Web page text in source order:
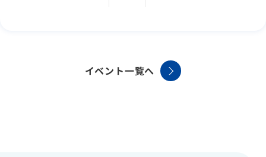
イベント一覧へ